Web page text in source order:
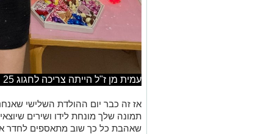
עמית מן ז"ל הייתה צריכה לחגוג 25
אז זה כבר יום ההולדת השלישי
תמונה שלך מונחת לידו ושירים
שאהבת כל כך שוב מתאספים לחדר